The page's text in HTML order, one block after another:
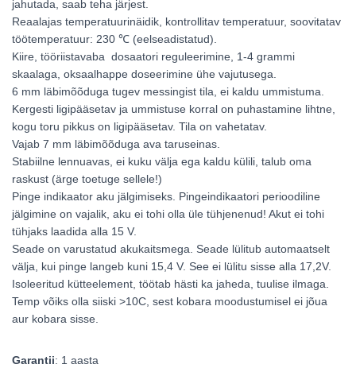
jahutada, saab teha järjest.
Reaalajas temperatuurinäidik, kontrollitav temperatuur, soovitatav
töötemperatuur: 230 ℃ (eelseadistatud).
Kiire, tööriistavaba dosaatori reguleerimine, 1-4 grammi
skaalaga, oksaalhappe doseerimine ühe vajutusega.
6 mm läbimõõduga tugev messingist tila, ei kaldu ummistuma.
Kergesti ligipääsetav ja ummistuse korral on puhastamine lihtne,
kogu toru pikkus on ligipääsetav. Tila on vahetatav.
Vajab 7 mm läbimõõduga ava taruseinas.
Stabiilne lennuavas, ei kuku välja ega kaldu külili, talub oma
raskust (ärge toetuge sellele!)
Pinge indikaator aku jälgimiseks. Pingeindikaatori perioodiline
jälgimine on vajalik, aku ei tohi olla üle tühjenenud! Akut ei tohi
tühjaks laadida alla 15 V.
Seade on varustatud akukaitsmega. Seade lülitub automaatselt
välja, kui pinge langeb kuni 15,4 V. See ei lülitu sisse alla 17,2V.
Isoleeritud kütteelement, töötab hästi ka jaheda, tuulise ilmaga.
Temp võiks olla siiski >10C, sest kobara moodustumisel ei jõua
aur kobara sisse.
Garantii: 1 aasta